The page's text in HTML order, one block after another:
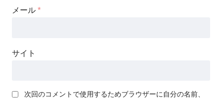
メール *
サイト
次回のコメントで使用するためブラウザーに自分の名前、